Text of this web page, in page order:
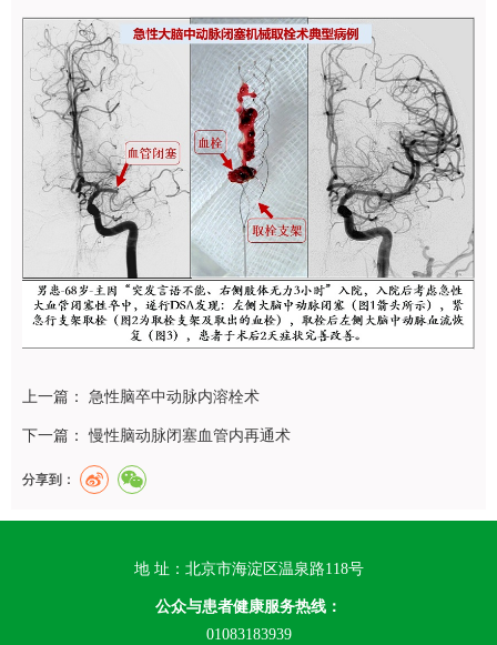
上一篇： 急性脑卒中动脉内溶栓术
下一篇： 慢性脑动脉闭塞血管内再通术
分享到：
地 址：北京市海淀区温泉路118号
公众与患者健康服务热线：
01083183939